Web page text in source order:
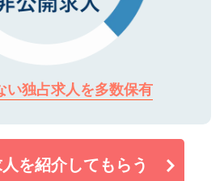
い独占求人を多数保有
を紹介してもらう